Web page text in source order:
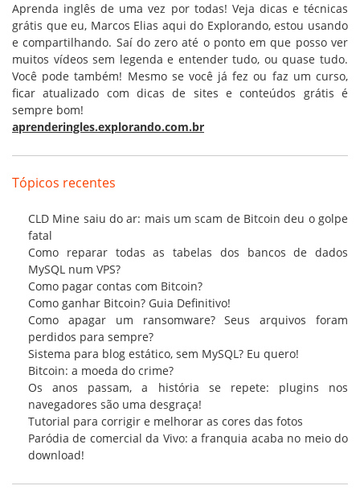
Aprenda inglês de uma vez por todas! Veja dicas e técnicas
grátis que eu, Marcos Elias aqui do Explorando, estou usando
e compartilhando. Saí do zero até o ponto em que posso ver
muitos vídeos sem legenda e entender tudo, ou quase tudo.
Você pode também! Mesmo se você já fez ou faz um curso,
ficar atualizado com dicas de sites e conteúdos grátis é
sempre bom!
aprenderingles.explorando.com.br
Tópicos recentes
CLD Mine saiu do ar: mais um scam de Bitcoin deu o golpe
fatal
Como reparar todas as tabelas dos bancos de dados
MySQL num VPS?
Como pagar contas com Bitcoin?
Como ganhar Bitcoin? Guia Definitivo!
Como apagar um ransomware? Seus arquivos foram
perdidos para sempre?
Sistema para blog estático, sem MySQL? Eu quero!
Bitcoin: a moeda do crime?
Os anos passam, a história se repete: plugins nos
navegadores são uma desgraça!
Tutorial para corrigir e melhorar as cores das fotos
Paródia de comercial da Vivo: a franquia acaba no meio do
download!